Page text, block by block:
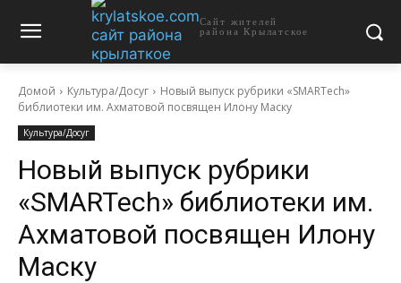
Сайт жителей
района Крылатское
Домой Культура/Досуг
Новый выпуск рубрики «SMARTech»
библиотеки им. Ахматовой посвящен Илону Маску
Культура/Досуг
Новый выпуск рубрики
«SMARTech» библиотеки им.
Ахматовой посвящен Илону
Маску